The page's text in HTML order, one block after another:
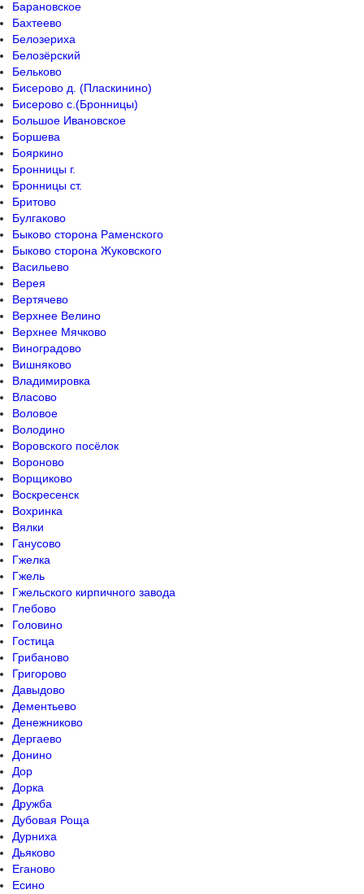
Барановское
Бахтеево
Белозериха
Белозёрский
Бельково
Бисерово д. (Пласкинино)
Бисерово с.(Бронницы)
Большое Ивановское
Боршева
Бояркино
Бронницы г.
Бронницы ст.
Бритово
Булгаково
Быково сторона Раменского
Быково сторона Жуковского
Васильево
Верея
Вертячево
Верхнее Велино
Верхнее Мячково
Виноградово
Вишняково
Владимировка
Власово
Воловое
Володино
Воровского посёлок
Вороново
Ворщиково
Воскресенск
Вохринка
Вялки
Ганусово
Гжелка
Гжель
Гжельского кирпичного завода
Глебово
Головино
Гостица
Грибаново
Григорово
Давыдово
Дементьево
Денежниково
Дергаево
Донино
Дор
Дорка
Дружба
Дубовая Роща
Дурниха
Дьяково
Еганово
Есино